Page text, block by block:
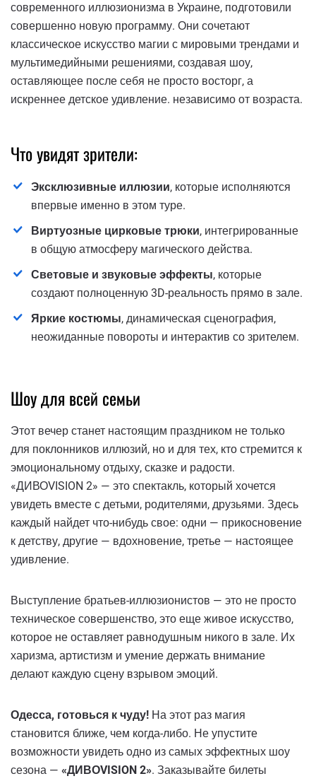
современного иллюзионизма в Украине, подготовили
совершенно новую программу. Они сочетают
классическое искусство магии с мировыми трендами и
мультимедийными решениями, создавая шоу,
оставляющее после себя не просто восторг, а
искреннее детское удивление. независимо от возраста.
Что увидят зрители:
Эксклюзивные иллюзии, которые исполняются
впервые именно в этом туре.
Виртуозные цирковые трюки, интегрированные
в общую атмосферу магического действа.
Световые и звуковые эффекты, которые
создают полноценную 3D-реальность прямо в зале.
Яркие костюмы, динамическая сценография,
неожиданные повороты и интерактив со зрителем.
Шоу для всей семьи
Этот вечер станет настоящим праздником не только
для поклонников иллюзий, но и для тех, кто стремится к
эмоциональному отдыху, сказке и радости.
«ДИВОVISION 2» — это спектакль, который хочется
увидеть вместе с детьми, родителями, друзьями. Здесь
каждый найдет что-нибудь свое: одни — прикосновение
к детству, другие — вдохновение, третье — настоящее
удивление.
Выступление братьев-иллюзионистов — это не просто
техническое совершенство, это еще живое искусство,
которое не оставляет равнодушным никого в зале. Их
харизма, артистизм и умение держать внимание
делают каждую сцену взрывом эмоций.
Одесса, готовься к чуду! На этот раз магия
становится ближе, чем когда-либо. Не упустите
возможности увидеть одно из самых эффектных шоу
сезона — «ДИВОVISION 2». Заказывайте билеты